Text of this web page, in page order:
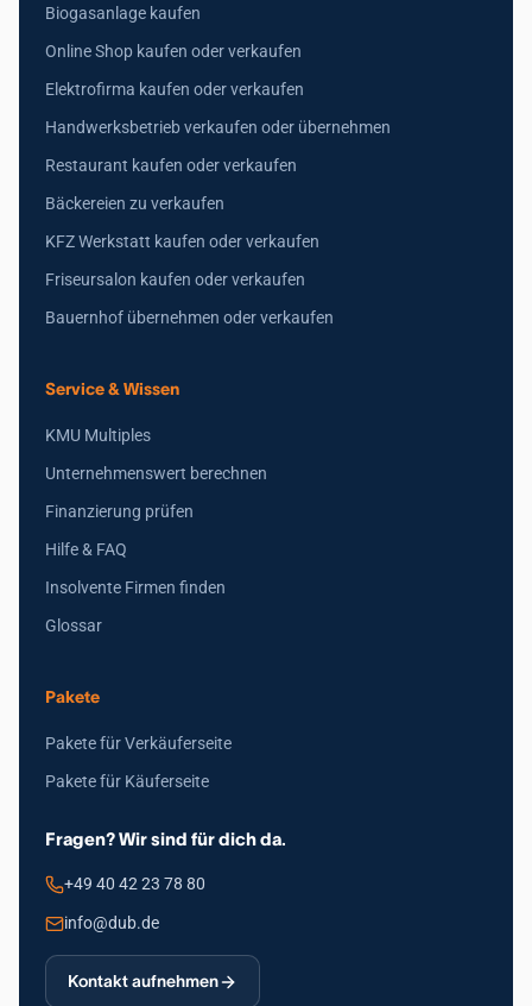
Biogasanlage kaufen
Online Shop kaufen oder verkaufen
Elektrofirma kaufen oder verkaufen
Handwerksbetrieb verkaufen oder übernehmen
Restaurant kaufen oder verkaufen
Bäckereien zu verkaufen
KFZ Werkstatt kaufen oder verkaufen
Friseursalon kaufen oder verkaufen
Bauernhof übernehmen oder verkaufen
Service & Wissen
KMU Multiples
Unternehmenswert berechnen
Finanzierung prüfen
Hilfe & FAQ
Insolvente Firmen finden
Glossar
Pakete
Pakete für Verkäuferseite
Pakete für Käuferseite
Fragen? Wir sind für dich da.
+49 40 42 23 78 80
info@dub.de
Kontakt aufnehmen